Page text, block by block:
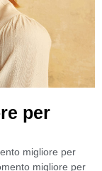
per
migliore per
migliore per